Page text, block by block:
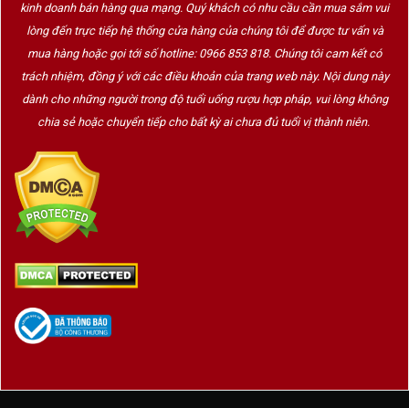
kinh doanh bán hàng qua mạng. Quý khách có nhu cầu cần mua sắm vui
lòng đến trực tiếp hệ thống cửa hàng của chúng tôi để được tư vấn và
mua hàng hoặc gọi tới số hotline: 0966 853 818. Chúng tôi cam kết có
trách nhiệm, đồng ý với các điều khoản của trang web này. Nội dung này
dành cho những người trong độ tuổi uống rượu hợp pháp, vui lòng không
chia sẻ hoặc chuyển tiếp cho bất kỳ ai chưa đủ tuổi vị thành niên.